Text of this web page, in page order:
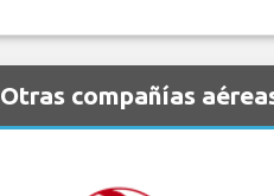
Otras compañías